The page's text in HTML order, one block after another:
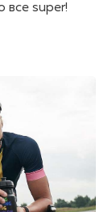
все super!